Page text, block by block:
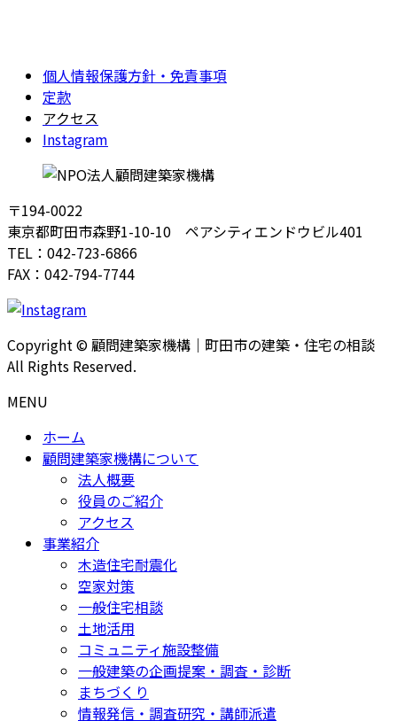
個人情報保護方針・免責事項
定款
アクセス
Instagram
〒194-0022
東京都町田市森野1-10-10 ペアシティエンドウビル401
TEL：042-723-6866
FAX：042-794-7744
Copyright © 顧問建築家機構｜町田市の建築・住宅の相談
All Rights Reserved.
MENU
ホーム
顧問建築家機構について
法人概要
役員のご紹介
アクセス
事業紹介
木造住宅耐震化
空家対策
一般住宅相談
土地活用
コミュニティ施設整備
一般建築の企画提案・調査・診断
まちづくり
情報発信・調査研究・講師派遣